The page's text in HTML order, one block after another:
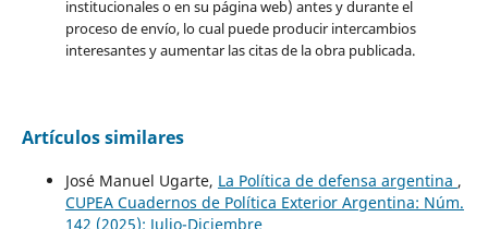
institucionales o en su página web) antes y durante el
proceso de envío, lo cual puede producir intercambios
interesantes y aumentar las citas de la obra publicada.
Artículos similares
José Manuel Ugarte, La Política de defensa argentina ,
CUPEA Cuadernos de Política Exterior Argentina: Núm.
142 (2025): Julio-Diciembre